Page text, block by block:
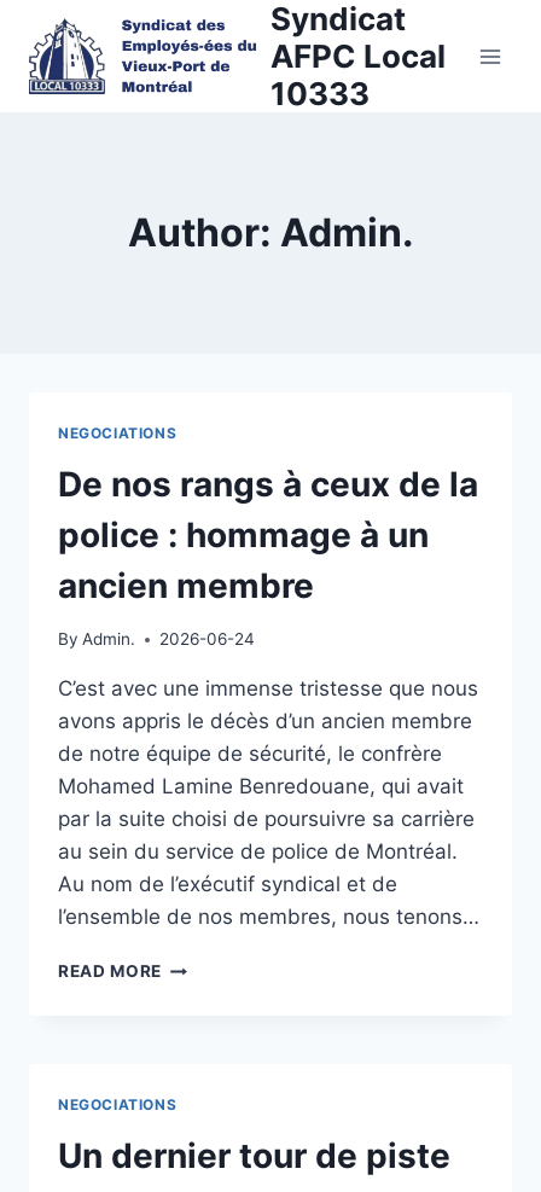
content
Syndicat
AFPC Local
10333
Author: Admin.
NEGOCIATIONS
De nos rangs à ceux de la
police : hommage à un
ancien membre
By Admin. 2026-06-24
C’est avec une immense tristesse que nous
avons appris le décès d’un ancien membre
de notre équipe de sécurité, le confrère
Mohamed Lamine Benredouane, qui avait
par la suite choisi de poursuivre sa carrière
au sein du service de police de Montréal.
Au nom de l’exécutif syndical et de
l’ensemble de nos membres, nous tenons…
READ MORE DE
POLICE
NEGOCIATIONS
Un dernier tour de piste